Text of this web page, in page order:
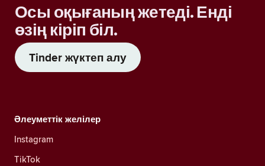
Осы оқығаның жетеді. Енді
өзің кіріп біл.
Tinder жүктеп алу
Әлеуметтік желілер
Instagram
TikTok